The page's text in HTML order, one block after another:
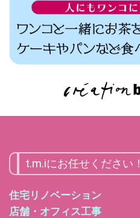
t.m.iにお任せください！
住宅リノベーション
店舗・オフィス工事